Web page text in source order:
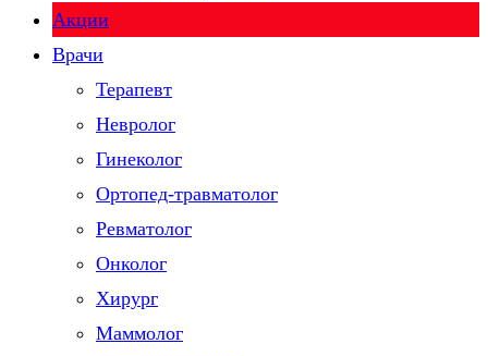
Акции
Врачи
Терапевт
Невролог
Гинеколог
Ортопед-травматолог
Ревматолог
Онколог
Хирург
Маммолог